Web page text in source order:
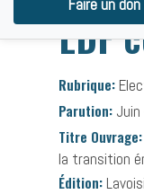
EDF
Rubrique:
Parution:
Titre Ouvrage:
la transition
Édition:
Faire un don